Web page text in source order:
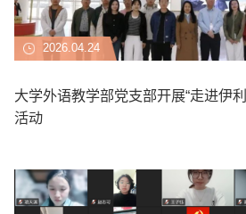
2026.04.24
大学外语教学部党支部开展“走进伊
活动